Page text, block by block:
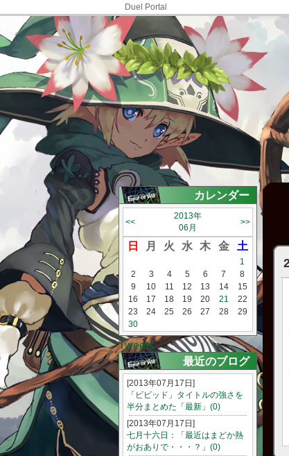
Duel Portal
カレンダー
<<
2013年
06月
>>
日 月 火 水 木 金 土
1
2
3 4 5 6 7
8
9
10 11 12 13 14
15
16
17 18 19 20 21
22
23
24 25 26 27 28
29
30
Tweets
最近のブログ
[2013年07月17日]
「ビビッド」タイトルの強さを
半分まとめた「最新」(0)
[2013年07月17日]
七月十六日：「最近はまどか熱
がおありで・・・？」(0)